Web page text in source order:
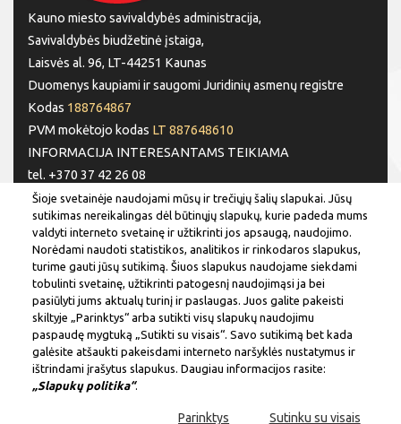
Kauno miesto savivaldybės administracija,
Savivaldybės biudžetinė įstaiga,
Laisvės al. 96, LT-44251 Kaunas
Duomenys kaupiami ir saugomi Juridinių asmenų registre
Kodas 188764867
PVM mokėtojo kodas LT 887648610
INFORMACIJA INTERESANTAMS TEIKIAMA
tel. +370 37 42 26 08
tel. +370 37 77 76 66
tel. +370 660 07000
el. p.info@kaunas.lt
SEKITE MUS
2019 m. Kauno miesto savivaldybė.
Šioje svetainėje naudojami mūsų ir trečiųjų šalių slapukai. Jūsų
sutikimas nereikalingas dėl būtinųjų slapukų, kurie padeda mums
valdyti interneto svetainę ir užtikrinti jos apsaugą, naudojimo.
Norėdami naudoti statistikos, analitikos ir rinkodaros slapukus,
turime gauti jūsų sutikimą. Šiuos slapukus naudojame siekdami
tobulinti svetainę, užtikrinti patogesnį naudojimąsi ja bei
pasiūlyti jums aktualų turinį ir paslaugas. Juos galite pakeisti
skiltyje „Parinktys“ arba sutikti visų slapukų naudojimu
paspaudę mygtuką „Sutikti su visais“. Savo sutikimą bet kada
galėsite atšaukti pakeisdami interneto naršyklės nustatymus ir
ištrindami įrašytus slapukus. Daugiau informacijos rasite:
„Slapukų politika“.
Parinktys Sutinku su visais